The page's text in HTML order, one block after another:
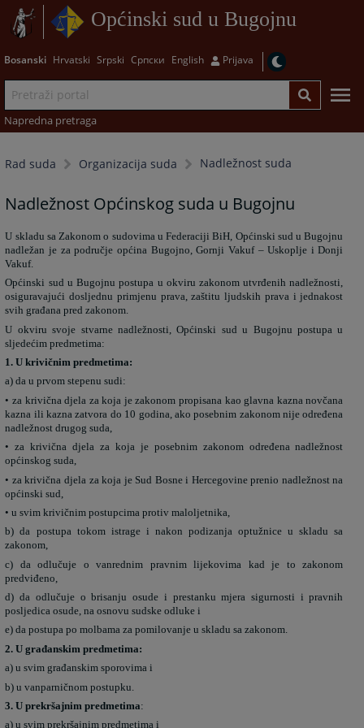
Općinski sud u Bugojnu
Bosanski Hrvatski Srpski Српски English Prijava
Napredna pretraga
Rad suda Organizacija suda Nadležnost suda
Nadležnost Općinskog suda u Bugojnu
U skladu sa Zakonom o sudovima u Federaciji BiH, Općinski sud u Bugojnu
nadležan je za područje općina Bugojno, Gornji Vakuf – Uskoplje i Donji
Vakuf.
Općinski sud u Bugojnu postupa u okviru zakonom utvrđenih nadležnosti,
osiguravajući dosljednu primjenu prava, zaštitu ljudskih prava i jednakost
svih građana pred zakonom.
U okviru svoje stvarne nadležnosti, Općinski sud u Bugojnu postupa u
sljedećim predmetima:
1. U krivičnim predmetima:
a) da u prvom stepenu sudi:
• za krivična djela za koja je zakonom propisana kao glavna kazna novčana
kazna ili kazna zatvora do 10 godina, ako posebnim zakonom nije određena
nadležnost drugog suda,
• za krivična djela za koja je posebnim zakonom određena nadležnost
općinskog suda,
• za krivična djela za koja je Sud Bosne i Hercegovine prenio nadležnost na
općinski sud,
• u svim krivičnim postupcima protiv maloljetnika,
b) da postupa tokom istrage i nakon podizanja optužnice u skladu sa
zakonom,
c) da odlučuje o vanrednim pravnim lijekovima kad je to zakonom
predviđeno,
d) da odlučuje o brisanju osude i prestanku mjera sigurnosti i pravnih
posljedica osude, na osnovu sudske odluke i
e) da postupa po molbama za pomilovanje u skladu sa zakonom.
2. U građanskim predmetima:
a) u svim građanskim sporovima i
b) u vanparničnom postupku.
3. U prekršajnim predmetima:
a) u svim prekršajnim predmetima i